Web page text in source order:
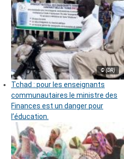
© (DR)
Tchad : pour les enseignants
communautaires le ministre des
Finances est un danger pour
l’éducation.